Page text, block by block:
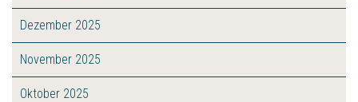
Dezember 2025
November 2025
Oktober 2025